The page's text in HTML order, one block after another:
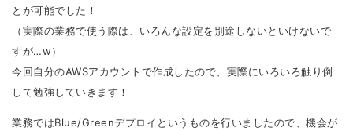
とが可能でした！
（実際の業務で使う際は、いろんな設定を別途しないといけないで
すが…w）
今回自分のAWSアカウントで作成したので、実際にいろいろ触り倒
して勉強していきます！
業務ではBlue/Greenデプロイというものを行いましたので、機会が